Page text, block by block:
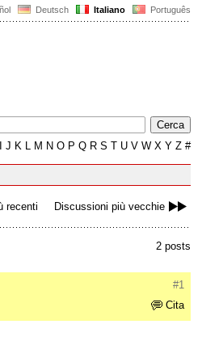
Deutsch Italiano Português
J K L M N O P Q R S T U V W X Y Z #
recenti Discussioni più vecchie
2 posts
#1
Cita